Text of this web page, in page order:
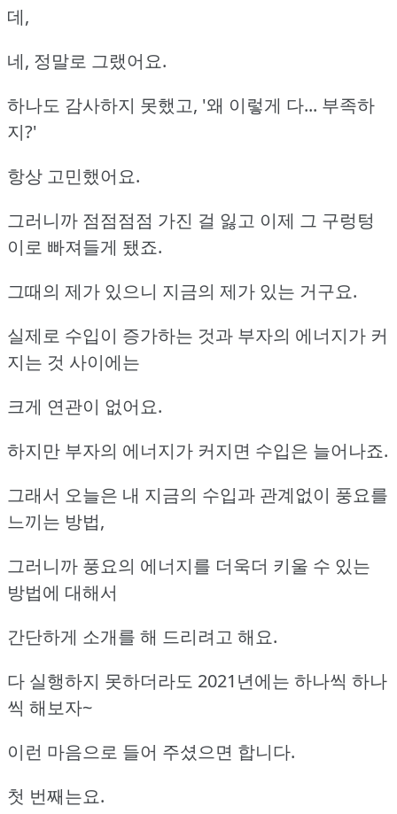
데,
네, 정말로 그랬어요.
하나도 감사하지 못했고, '왜 이렇게 다... 부족하
지?'
항상 고민했어요.
그러니까 점점점점 가진 걸 잃고 이제 그 구렁텅
이로 빠져들게 됐죠.
그때의 제가 있으니 지금의 제가 있는 거구요.
실제로 수입이 증가하는 것과 부자의 에너지가 커
지는 것 사이에는
크게 연관이 없어요.
하지만 부자의 에너지가 커지면 수입은 늘어나죠.
그래서 오늘은 내 지금의 수입과 관계없이 풍요를
느끼는 방법,
그러니까 풍요의 에너지를 더욱더 키울 수 있는
방법에 대해서
간단하게 소개를 해 드리려고 해요.
다 실행하지 못하더라도 2021년에는 하나씩 하나
씩 해보자~
이런 마음으로 들어 주셨으면 합니다.
첫 번째는요.